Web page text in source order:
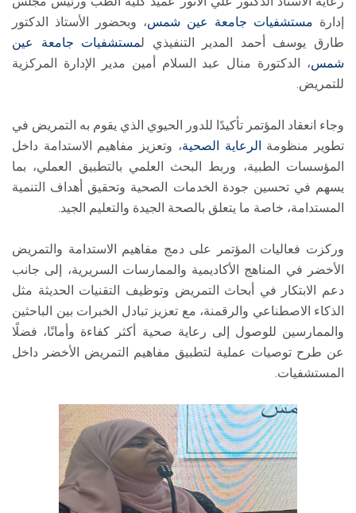
إدارة مستشفيات جامعة عين شمس، وبحضور الأستاذ الدكتور
طارق يوسف أحمد المدير التنفيذي لمستشفيات جامعة عين
شمس، الدكتورة منال عبد السلام أمين مدير الإدارة المركزية
للتمريض.
وجاء انعقاد المؤتمر تأكيدًا للدور الحيوي الذي يقوم به التمريض في
تطوير منظومة
الرعاية الصحية، وتعزيز مفاهيم الاستدامة داخل
المؤسسات الطبية، وربط البحث العلمي بالتطبيق العملي، بما
يسهم في تحسين جودة الخدمات الصحية وتحقيق أهداف التنمية
المستدامة، خاصة ما يتعلق بالصحة الجيدة والتعليم الجيد.
وركزت فعاليات المؤتمر على دمج مفاهيم الاستدامة والتمريض
الأخضر في المناهج الأكاديمية والممارسات السريرية، إلى جانب
دعم الابتكار في أبحاث التمريض وتوظيف التقنيات الحديثة مثل
الذكاء الاصطناعي والرقمنة، مع تعزيز تبادل الخبرات بين الباحثين
والممارسين للوصول إلى رعاية صحية أكثر كفاءة وأمانًا، فضلًا
عن طرح توصيات عملية لتطبيق مفاهيم التمريض الأخضر داخل
المستشفيات.